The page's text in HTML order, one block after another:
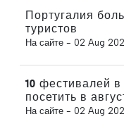
Португалия
туристов
На сайте - 02 Aug
10 фестивалей
посетить в
На сайте - 02 Aug